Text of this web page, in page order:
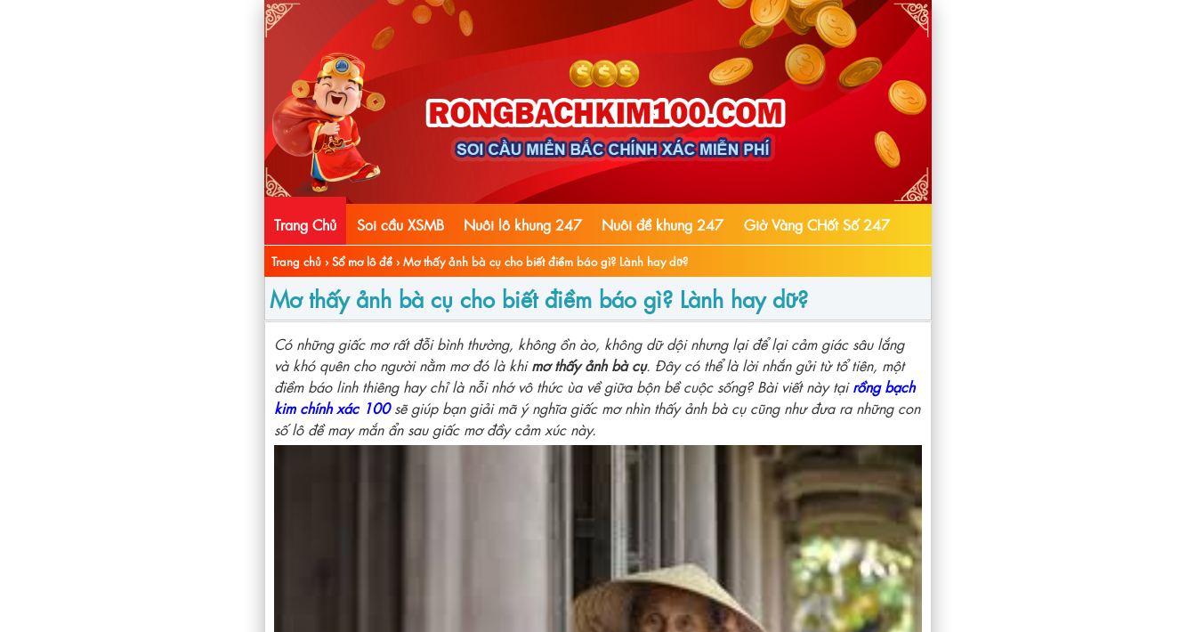
Trang Chủ Soi cầu XSMB Nuôi lô khung 247 Nuôi đề khung 247 Giờ Vàng CHốt Số 247
Trang chủ ›Sổ mơ lô đề ›Mơ thấy ảnh bà cụ cho biết điềm báo gì? Lành hay dữ?
Mơ thấy ảnh bà cụ cho biết điềm báo gì? Lành hay dữ?
Có những giấc mơ rất đỗi bình thường, không ồn ào, không dữ dội nhưng lại để lại cảm giác sâu lắng
và khó quên cho người nằm mơ đó là khimơ thấy ảnh bà cụ. Đây có thể là lời nhắn gửi từ tổ tiên, một
điềm báo linh thiêng hay chỉ là nỗi nhớ vô thức ùa về giữa bộn bề cuộc sống? Bài viết này tạirồng bạch
kim chính xác 100sẽ giúp bạn giải mã ý nghĩa giấc mơ nhìn thấy ảnh bà cụ cũng như đưa ra những con
số lô đề may mắn ẩn sau giấc mơ đầy cảm xúc này.